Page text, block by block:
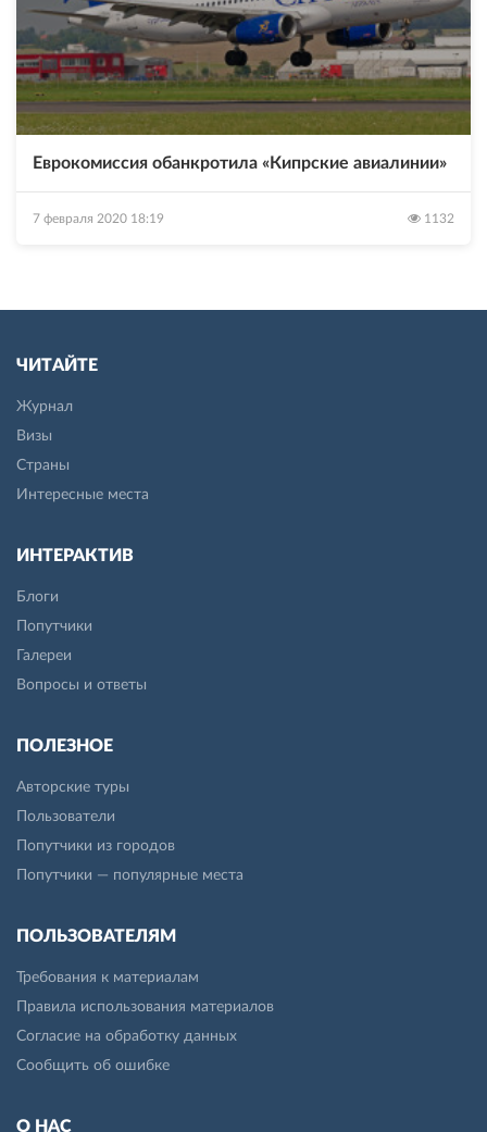
Еврокомиссия обанкротила «Кипрские авиалинии»
7 февраля 2020 18:19 1132
ЧИТАЙТЕ
Журнал
Визы
Страны
Интересные места
ИНТЕРАКТИВ
Блоги
Попутчики
Галереи
Вопросы и ответы
ПОЛЕЗНОЕ
Авторские туры
Пользователи
Попутчики из городов
Попутчики — популярные места
ПОЛЬЗОВАТЕЛЯМ
Требования к материалам
Правила использования материалов
Согласие на обработку данных
Сообщить об ошибке
О НАС